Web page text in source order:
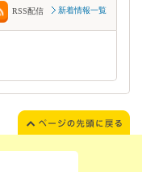
新着情報一覧
RSS配信